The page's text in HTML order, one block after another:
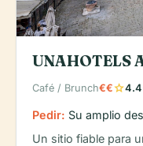
UNAHOTELS
Café / Brunch€€star4.4
Pedir: Su amplio
Un sitio fiable para